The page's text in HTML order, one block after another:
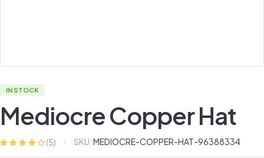
IN STOCK
Mediocre Copper Hat
(5) SKU:MEDIOCRE-COPPER-HAT-96388334